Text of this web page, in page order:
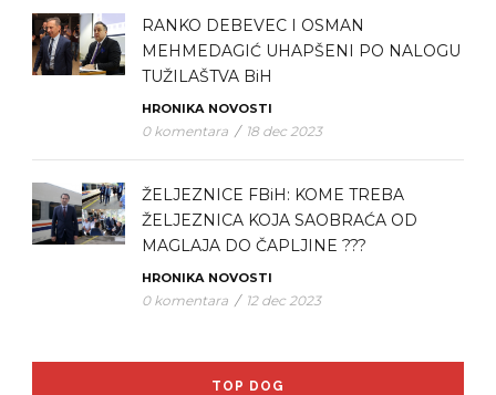
RANKO DEBEVEC I OSMAN
MEHMEDAGIĆ UHAPŠENI PO NALOGU
TUŽILAŠTVA BiH
HRONIKA NOVOSTI
0 komentara / 18 dec 2023
ŽELJEZNICE FBiH: KOME TREBA
ŽELJEZNICA KOJA SAOBRAĆA OD
MAGLAJA DO ČAPLJINE ???
HRONIKA NOVOSTI
0 komentara / 12 dec 2023
TOP DOG